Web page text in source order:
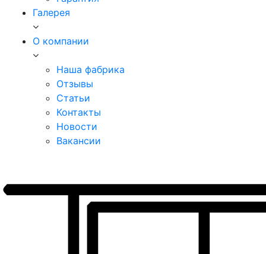
Галерея
О компании
Наша фабрика
Отзывы
Статьи
Контакты
Новости
Вакансии